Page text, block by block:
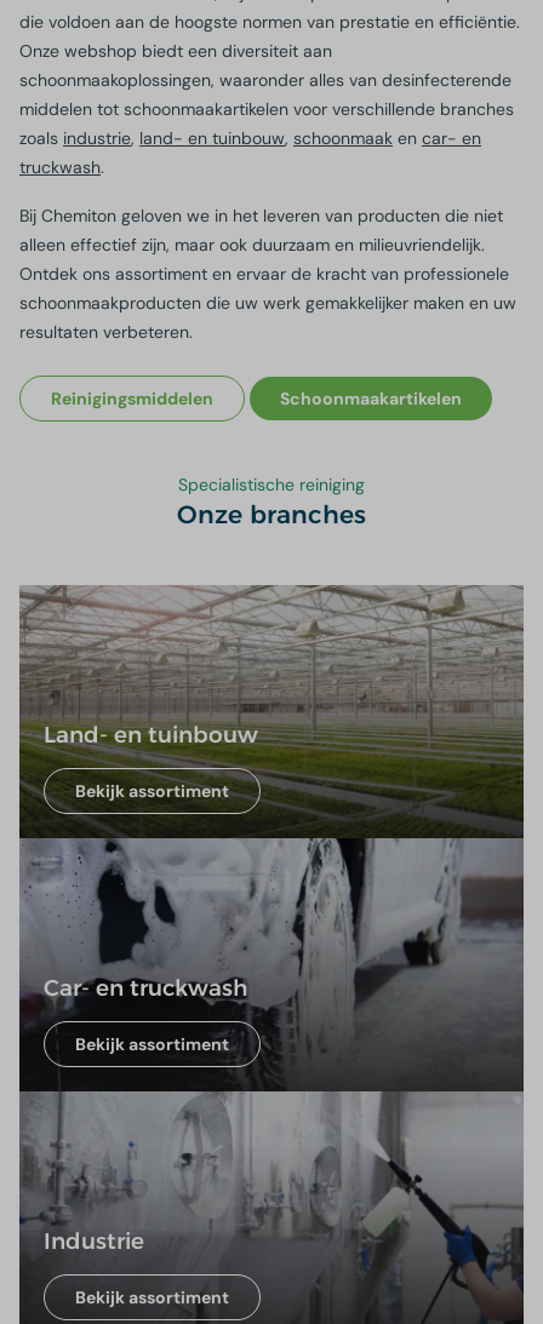
die voldoen aan de hoogste normen van prestatie en efficiëntie.
Onze webshop biedt een diversiteit aan
schoonmaakoplossingen, waaronder alles van desinfecterende
middelen tot schoonmaakartikelen voor verschillende branches
zoals industrie, land- en tuinbouw, schoonmaak en car- en
truckwash.
Bij Chemiton geloven we in het leveren van producten die niet
alleen effectief zijn, maar ook duurzaam en milieuvriendelijk.
Ontdek ons assortiment en ervaar de kracht van professionele
schoonmaakproducten die uw werk gemakkelijker maken en uw
resultaten verbeteren.
Reinigingsmiddelen Schoonmaakartikelen
Specialistische reiniging
Onze branches
Land- en tuinbouw
Bekijk assortiment
Car- en truckwash
Bekijk assortiment
Industrie
Bekijk assortiment